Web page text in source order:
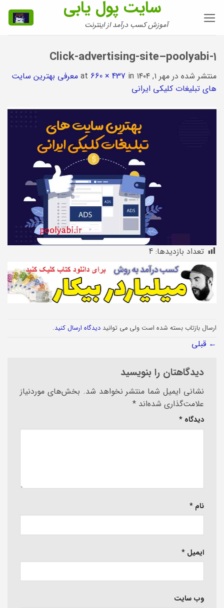
سایت پول یابی
آموزش کسب درآمد از اینترنت
Click-advertising-site–poolyabi-۱
منتشر شده در مهر ۱, ۱۴۰۴ 660 × 437 in
معرفی بهترین سایت
های تبلیغات کلیکی ایرانی
تعداد بازدیدها: 4
ارسال بازتاب بسته شده است ولی می توانید دیدگاه ارسال کنید.
← قبلی
دیدگاهتان را بنویسید
نشانی ایمیل شما منتشر نخواهد شد. بخش‌های موردنیاز
علامت‌گذاری شده‌اند *
دیدگاه *
نام *
ایمیل *
وب‌ سایت